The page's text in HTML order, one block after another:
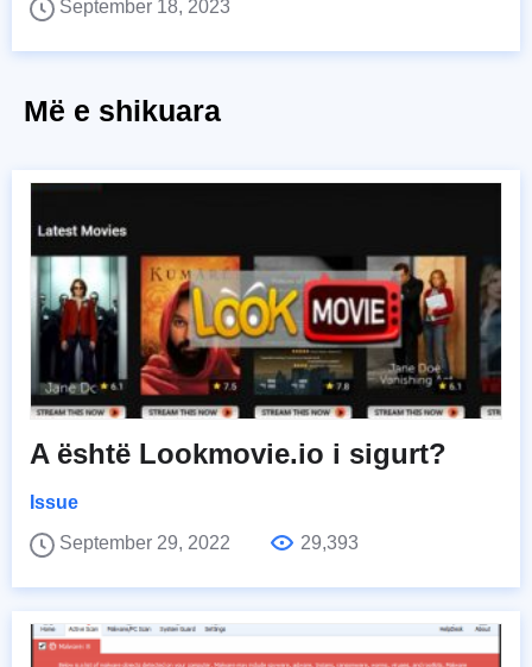
September 18, 2023
Më e shikuara
A është Lookmovie.io i sigurt?
Issue
September 29, 2022
29,393